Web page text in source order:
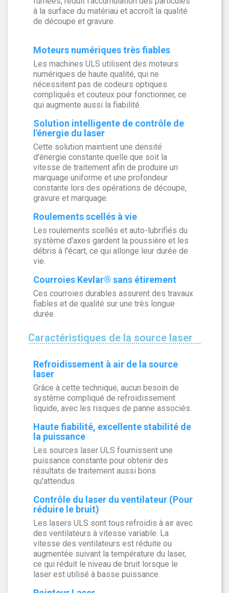
à la surface du matériau et accroît la qualité
de découpe et gravure.
Moteurs numériques très fiables
Les machines ULS utilisent des moteurs
numériques de haute qualité, qui ne
nécessitent pas de codeurs optiques
compliqués et couteux pour fonctionner, ce
qui augmente aussi la fiabilité.
Solution intelligente de contrôle de
l'énergie du laser
Cette solution maintient une densité
d'énergie constante quelle que soit la
vitesse de traitement afin de produire un
marquage uniforme et une profondeur
constante lors des opérations de découpe,
gravure et marquage.
Roulements scellés à vie
Les roulements scellés et auto-lubrifiés du
système d'axes gardent la poussière et les
débris à l'écart, ce qui allonge leur durée de
vie.
Courroies Kevlar® sans étirement
Ces courroies durables assurent des travaux
fiables et de qualité sur une très longue
durée.
Caractéristiques de la source laser
Refroidissement à air de la source
laser
Grâce à cette technique, aucun besoin de
système compliqué de refroidissement
liquide, avec les risques de panne associés.
Haute fiabilité, excellente stabilité de
la puissance
Les sources laser ULS fournissent une
puissance constante pour obtenir des
résultats de traitement aussi bons
qu'attendus.
Contrôle du laser du ventilateur (Pour
réduire le bruit)
Les lasers ULS sont tous refroidis à air avec
des ventilateurs à vitesse variable. La
vitesse des ventilateurs est réduite ou
augmentée suivant la température du laser,
ce qui réduit le niveau de bruit lorsque le
laser est utilisé à basse puissance.